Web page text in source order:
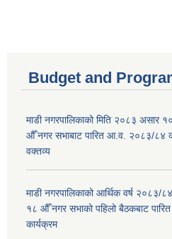
Budget and
माडी नगरपालिकाको मिति २०८३ असार
औँ नगर सभाबाट पारित आ.व. २०८३/८४
वक्तव्य
माडी नगरपालिकाको आर्थिक वर्ष २०८३/
१८ औँ नगर सभाको पहिलो बैठकबाट पारित
कार्यक्रम